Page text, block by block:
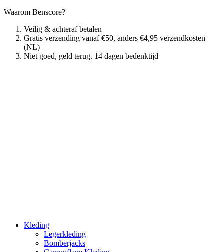
Waarom Benscore?
Veilig & achteraf betalen
Gratis verzending vanaf €50, anders €4,95 verzendkosten
(NL)
Niet goed, geld terug. 14 dagen bedenktijd
Kleding
Legerkleding
Bomberjacks